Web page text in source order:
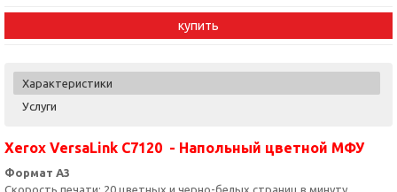
купить
Характеристики
Услуги
Xerox VersaLink C7120 - Напольный цветной МФУ
Формат А3
Скорость печати: 20 цветных и черно-белых страниц в минуту.